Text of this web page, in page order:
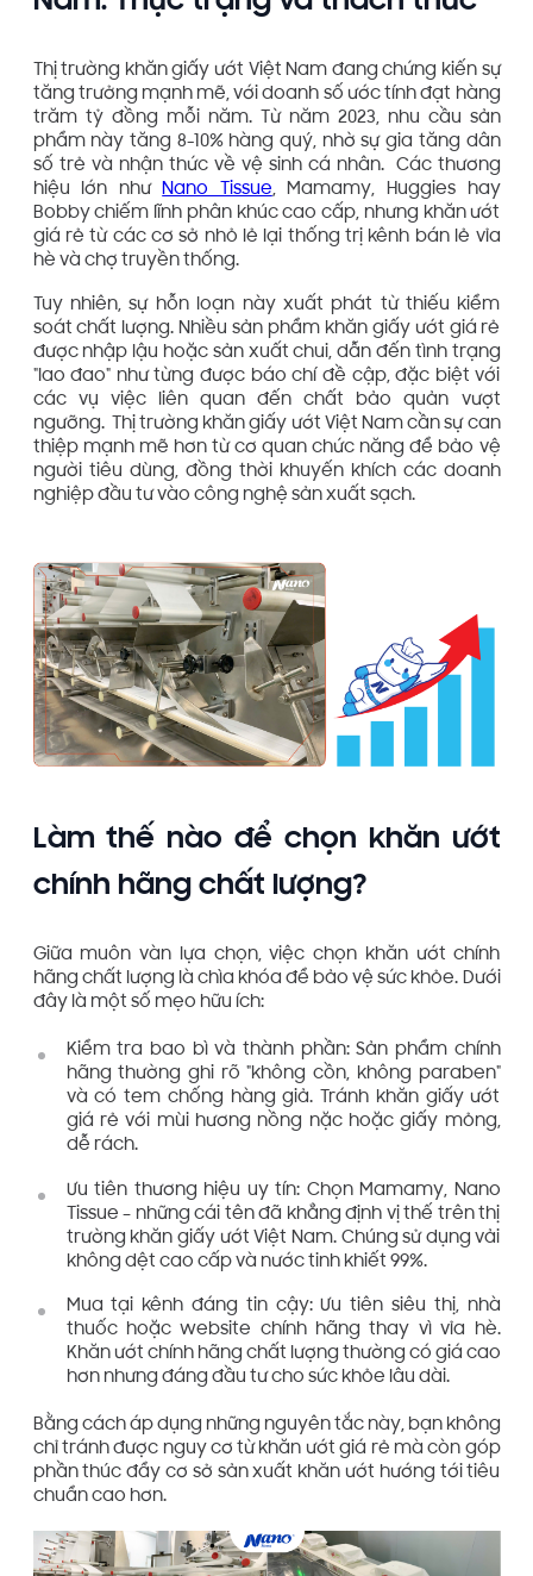
Thị trường khăn giấy ướt Việt Nam đang chứng kiến sự
tăng trưởng mạnh mẽ, với doanh số ước tính đạt hàng
trăm tỷ đồng mỗi năm. Từ năm 2023, nhu cầu sản
phẩm này tăng 8-10% hàng quý, nhờ sự gia tăng dân
số trẻ và nhận thức về vệ sinh cá nhân. Các thương
hiệu lớn như
Nano Tissue, Mamamy, Huggies hay
Bobby chiếm lĩnh phân khúc cao cấp, nhưng khăn ướt
giá rẻ từ các cơ sở nhỏ lẻ lại thống trị kênh bán lẻ vỉa
hè và chợ truyền thống.
Tuy nhiên, sự hỗn loạn này xuất phát từ thiếu kiểm
soát chất lượng. Nhiều sản phẩm khăn giấy ướt giá rẻ
được nhập lậu hoặc sản xuất chui, dẫn đến tình trạng
"lao đao" như từng được báo chí đề cập, đặc biệt với
các vụ việc liên quan đến chất bảo quản vượt
ngưỡng. Thị trường khăn giấy ướt Việt Nam cần sự can
thiệp mạnh mẽ hơn từ cơ quan chức năng để bảo vệ
người tiêu dùng, đồng thời khuyến khích các doanh
nghiệp đầu tư vào công nghệ sản xuất sạch.
Làm thế nào để chọn khăn ướt
chính hãng chất lượng?
Giữa muôn vàn lựa chọn, việc chọn khăn ướt chính
hãng chất lượng là chìa khóa để bảo vệ sức khỏe. Dưới
đây là một số mẹo hữu ích:
Kiểm tra bao bì và thành phần: Sản phẩm chính
hãng thường ghi rõ "không cồn, không paraben"
và có tem chống hàng giả. Tránh khăn giấy ướt
giá rẻ với mùi hương nồng nặc hoặc giấy mỏng,
dễ rách.
Ưu tiên thương hiệu uy tín: Chọn Mamamy, Nano
Tissue – những cái tên đã khẳng định vị thế trên thị
trường khăn giấy ướt Việt Nam. Chúng sử dụng vải
không dệt cao cấp và nước tinh khiết 99%.
Mua tại kênh đáng tin cậy: Ưu tiên siêu thị, nhà
thuốc hoặc website chính hãng thay vì vỉa hè.
Khăn ướt chính hãng chất lượng thường có giá cao
hơn nhưng đáng đầu tư cho sức khỏe lâu dài.
Bằng cách áp dụng những nguyên tắc này, bạn không
chỉ tránh được nguy cơ từ khăn ướt giá rẻ mà còn góp
phần thúc đẩy cơ sở sản xuất khăn ướt hướng tới tiêu
chuẩn cao hơn.